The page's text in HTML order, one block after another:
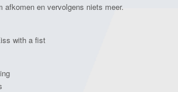
afkomen en vervolgens niets meer.
with a fist